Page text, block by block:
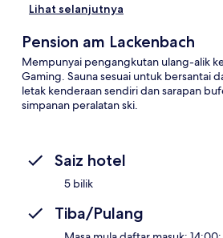
Lihat selanjutnya
Pension am Lackenbach
Mempunyai pengangkutan ulang-alik
Gaming. Sauna sesuai untuk bersantai
letak kenderaan sendiri dan sarapan
simpanan peralatan ski.
Saiz hotel
5 bilik
Tiba/Pulang